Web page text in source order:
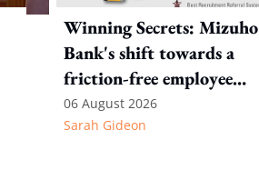
Winning Secrets: Mizuho
Bank's shift towards a
friction-free employee
experience
06 August 2026
Sarah Gideon